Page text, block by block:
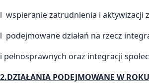
l wspieranie zatrudnienia i aktywizacji
l podejmowane działań na rzecz
i pełnosprawnych oraz integracji
2.DZIAŁANIA PODEJMOWANE W